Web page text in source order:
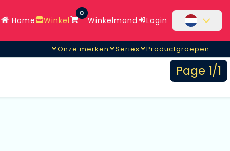
Home Winkel
0
Winkelmand Login
Onze merken Series Productgroepen
Page 1/1